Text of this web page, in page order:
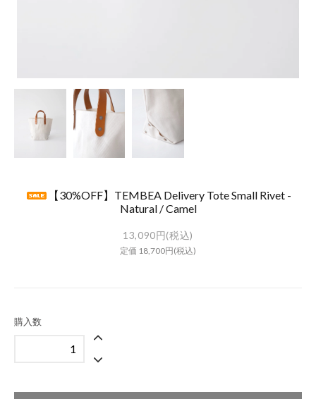
【30%OFF】TEMBEA Delivery Tote Small Rivet -
Natural / Camel
13,090円(税込)
定価 18,700円(税込)
購入数